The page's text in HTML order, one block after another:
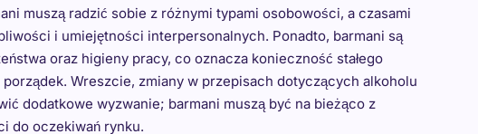
muszą radzić sobie z różnymi typami osobowości, a czasami
i umiejętności interpersonalnych. Ponadto, barmani są
oraz higieny pracy, co oznacza konieczność stałego
Wreszcie, zmiany w przepisach dotyczących alkoholu
dodatkowe wyzwanie; barmani muszą być na bieżąco z
do oczekiwań rynku.